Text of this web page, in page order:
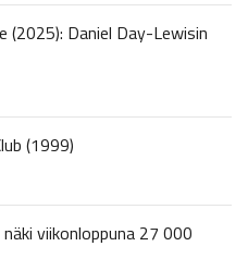
Daniel Day-Lewisin
(1999)
viikonloppuna 27 000